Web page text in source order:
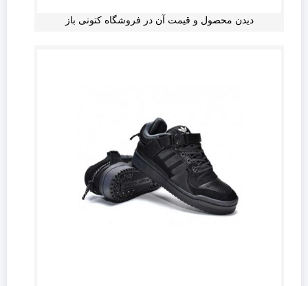
دیدن محصول و قیمت آن در فروشگاه کتونی باز